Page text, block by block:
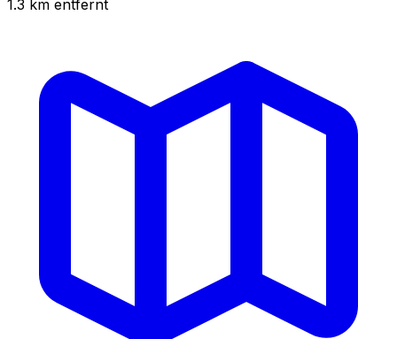
1.3 km entfernt